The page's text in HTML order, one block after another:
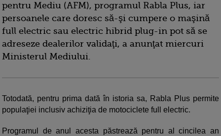
pentru Mediu (AFM), programul Rabla Plus, iar
persoanele care doresc să-şi cumpere o maşină
full electric sau electric hibrid plug-in pot să se
adreseze dealerilor validaţi, a anunţat miercuri
Ministerul Mediului.
Totodată, pentru prima dată în istoria sa, Rabla Plus permite
populaţiei inclusiv achiziţia de motociclete full electric.
Programul de anul acesta păstrează pentru al cincilea an